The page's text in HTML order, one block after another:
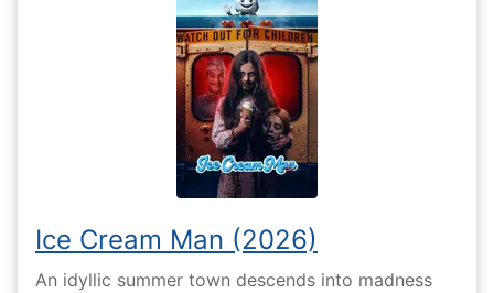
Ice Cream Man (2026)
An idyllic summer town descends into madness